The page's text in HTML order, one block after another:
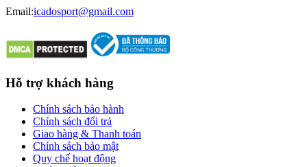
Email:icadosport@gmail.com
Hỗ trợ khách hàng
Chính sách bảo hành
Chính sách đổi trả
Giao hàng & Thanh toán
Chính sách bảo mật
Quy chế hoạt động